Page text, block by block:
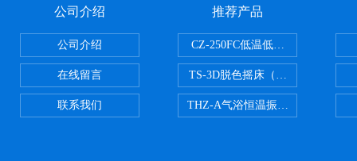
公司介绍
公司介绍
在线留言
联系我们
推荐产品
CZ-250FC低温低湿种子储藏柜
TS-3D脱色摇床（三维运动）
THZ-A气浴恒温振荡器